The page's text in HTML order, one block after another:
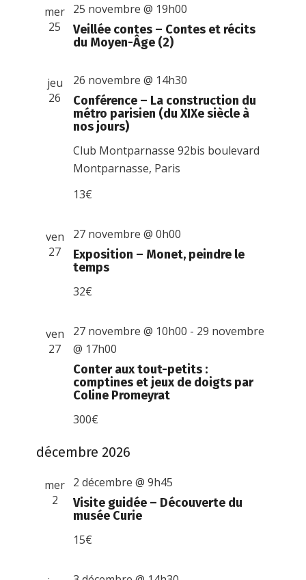
mer
25
Veillée contes – Contes et récits
du Moyen-Âge (2)
25 novembre @ 19h00
jeu
26
Conférence – La construction du
métro parisien (du XIXe siècle à
nos jours)
26 novembre @ 14h30
Club Montparnasse92bis boulevard
Montparnasse, Paris
13€
ven
27
Exposition – Monet, peindre le
temps
27 novembre @ 0h00
32€
ven
27
Conter aux tout-petits :
comptines et jeux de doigts par
Coline Promeyrat
27 novembre @ 10h00 - 29 novembre
@ 17h00
300€
décembre 2026
mer
2
Visite guidée – Découverte du
musée Curie
2 décembre @ 9h45
15€